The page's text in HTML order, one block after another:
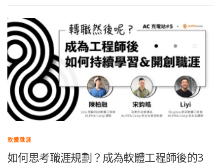
軟體職涯
如何思考職涯規劃？成為軟體工程師後的3